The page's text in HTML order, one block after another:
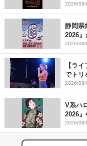
アーテ
2026/08/
静岡県
2026
メ×ラ
2026/08/
【ラ
でトリ
2026/08/
V系ハ
2026』
組を発
2026/08/